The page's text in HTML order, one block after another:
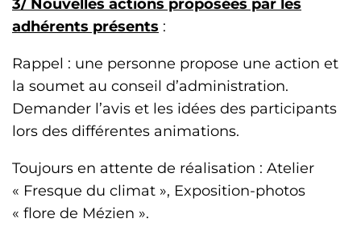
3/ Nouvelles actions proposées par les
adhérents présents :
Rappel : une personne propose une action et
la soumet au conseil d’administration.
Demander l’avis et les idées des participants
lors des différentes animations.
Toujours en attente de réalisation : Atelier
« Fresque du climat », Exposition-photos
« flore de Mézien ».